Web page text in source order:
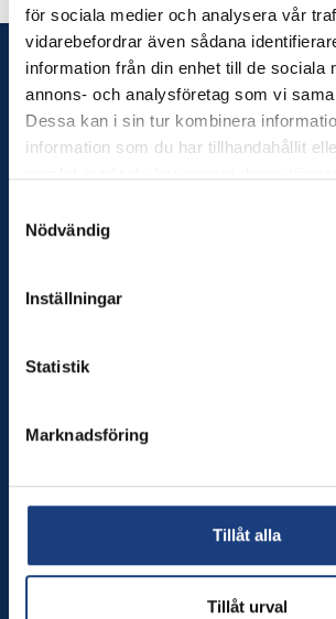
för sociala medier och analysera vår
vidarebefordrar även sådana
information från din enhet till de sociala
annons- och analysföretag som vi
Dessa kan i sin tur kombinera
information som du har tillhandahållit
Nödvändig
Inställningar
Statistik
Marknadsföring
Tillåt alla
Tillåt urval
Wången
Wången utbildar dig som älskar hästar
hästnära upplevelser för alla.
Månd–torsd. kl. 8–16, fred kl. 8–12
Utbildningar
Brukshästcentrum